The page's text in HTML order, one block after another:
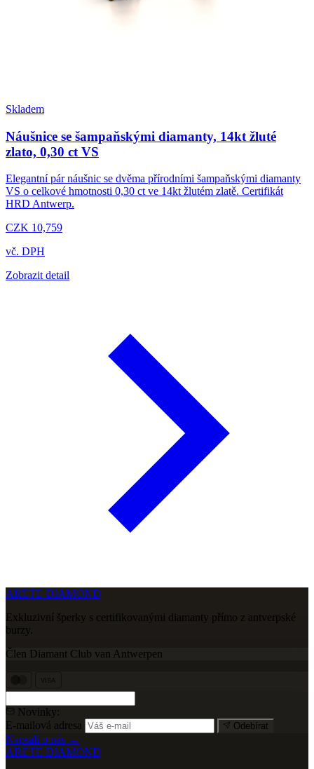
Skladem
Náušnice se šampaňskými diamanty, 14kt žluté
zlato, 0,30 ct VS
Elegantní pár náušnic se dvěma přírodními šampaňskými diamanty
VS o celkové hmotnosti 0,30 ct ve 14kt žlutém zlatě. Certifikát
HRD Antwerp.
CZK 10,759
vč. DPH
Zobrazit detail
ARETE DIAMOND
Exkluzivní šperky s certifikovanými diamanty přímo z antverpské
burzy.
Člen Diamant Club van Antwerpen
Novinky:
E-mailová adresa
Odebírat
Napsali o nás →
ARETE DIAMOND